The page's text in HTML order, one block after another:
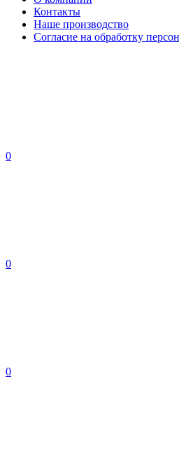
Контакты
Наше производство
Согласие на обработку
0
0
0